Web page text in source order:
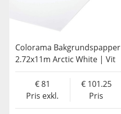
Colorama Bakgrundspapper
2.72x11m Arctic White | Vit
Pris exkl.
81
Pris
101.25